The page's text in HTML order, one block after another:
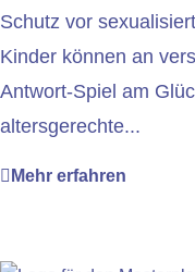
Schutz vor
Kinder können an
Antwort-Spiel am
altersgerechte...
Mehr erfahren